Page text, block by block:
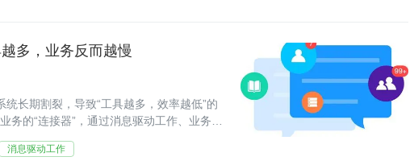
多，业务反而越慢
长期割裂，导致“工具越多，效率越低”的
的“连接器”，通过消息驱动工作、业务闭
消息驱动工作